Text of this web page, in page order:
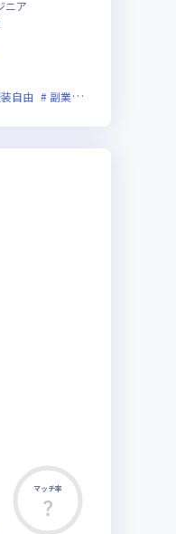
満 ストックオプションあり
ニア
自由 副業可
マッチ率